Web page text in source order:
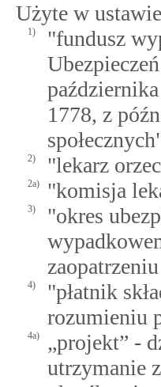
Użyte w
1)
"fundusz
1778, z
2) "lekarz
2a) "komisja
3)
"okres
4)
"płatnik
rozumieniu
4a)
„projekt” -
utrzymanie